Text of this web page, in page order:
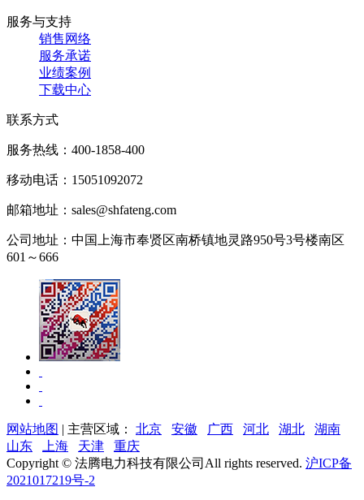
服务与支持
销售网络
服务承诺
业绩案例
下载中心
联系方式
服务热线： 400-1858-400
移动电话： 15051092072
邮箱地址： sales@shfateng.com
公司地址： 中国上海市奉贤区南桥镇地灵路950号3号楼南区
601～666
网站地图 | 主营区域： 北京 安徽 广西 河北 湖北
湖南
山东
上海 天津
重庆
Copyright © 法腾电力科技有限公司All rights reserved. 沪ICP备
2021017219号-2